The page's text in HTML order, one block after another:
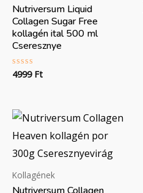
Nutriversum Liquid
Collagen Sugar Free
kollagén ital 500 ml
Cseresznye
Értékelés:
4999 Ft
Kollagének